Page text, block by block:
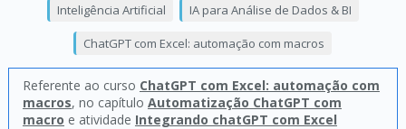
Inteligência Artificial IA para Análise de Dados & BI
ChatGPT com Excel: automação com macros
Referente ao curso ChatGPT com Excel: automação com
macros, no capítulo Automatização ChatGPT com
macro e atividade Integrando chatGPT com Excel